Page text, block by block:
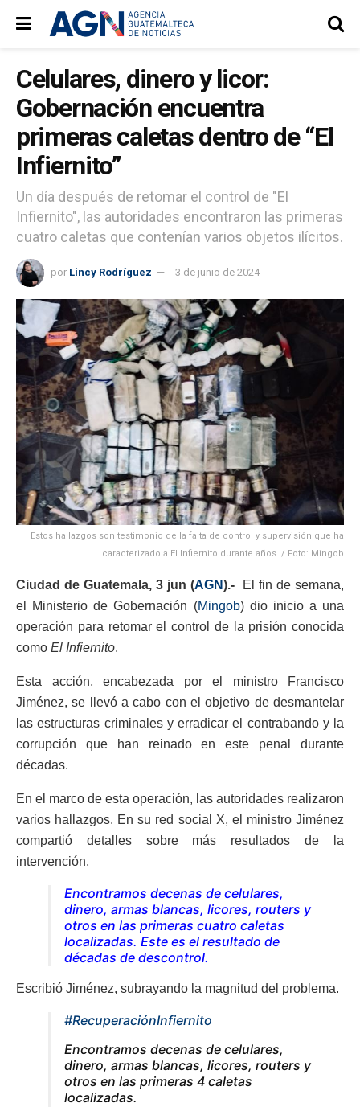
Celulares, dinero y licor:
Gobernación encuentra
primeras caletas dentro de “El
Infiernito”
Un día después de retomar el control de "El
Infiernito", las autoridades encontraron las primeras
cuatro caletas que contenían varios objetos ilícitos.
por Lincy Rodríguez 3 de junio de 2024
Estos hallazgos son testimonio de la falta de control y supervisión que ha
caracterizado a El Infiernito durante años. / Foto: Mingob
Ciudad de Guatemala, 3 jun (AGN).-
El fin de semana,
el Ministerio de Gobernación (Mingob) dio inicio a una
operación para retomar el control de la prisión conocida
como El Infiernito.
Esta acción, encabezada por el ministro Francisco
Jiménez, se llevó a cabo con el objetivo de desmantelar
las estructuras criminales y erradicar el contrabando y la
corrupción que han reinado en este penal durante
décadas.
En el marco de esta operación, las autoridades realizaron
varios hallazgos. En su red social X, el ministro Jiménez
compartió detalles sobre más resultados de la
intervención.
Encontramos decenas de celulares,
dinero, armas blancas, licores, routers y
otros en las primeras cuatro caletas
localizadas. Este es el resultado de
décadas de descontrol.
Escribió Jiménez, subrayando la magnitud del problema.
#RecuperaciónInfiernito
Encontramos decenas de celulares,
dinero, armas blancas, licores, routers y
otros en las primeras 4 caletas
localizadas.